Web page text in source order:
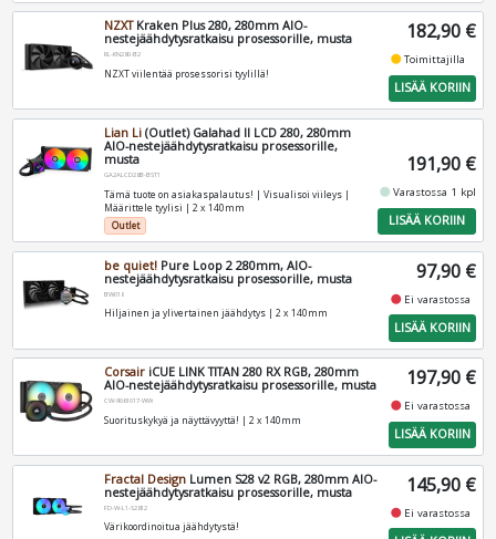
NZXTKraken Plus 280, 280mm AIO-
nestejäähdytysratkaisu prosessorille, musta
RL-KN280-B2
NZXT viilentää prosessorisi tyylillä!
182,90 €
fiber_manual_recordToimittajilla
LISÄÄ KORIIN
Lian Li (Outlet) Galahad II LCD 280, 280mm
AIO-nestejäähdytysratkaisu prosessorille,
musta
GA2ALCD28B-BST1
Tämä tuote on asiakaspalautus! | Visualisoi viileys |
Määrittele tyylisi | 2 x 140mm
Outlet
191,90 €
fiber_manual_record Varastossa 1 kpl
LISÄÄ KORIIN
be quiet! Pure Loop 2 280mm, AIO-
nestejäähdytysratkaisu prosessorille, musta
BW018
Hiljainen ja ylivertainen jäähdytys | 2 x 140mm
97,90 €
fiber_manual_record Ei varastossa
LISÄÄ KORIIN
Corsair iCUE LINK TITAN 280 RX RGB, 280mm
AIO-nestejäähdytysratkaisu prosessorille, musta
CW-9061017-WW
Suorituskykyä ja näyttävyyttä! | 2 x 140mm
197,90 €
fiber_manual_record Ei varastossa
LISÄÄ KORIIN
Fractal Design Lumen S28 v2 RGB, 280mm AIO-
nestejäähdytysratkaisu prosessorille, musta
FD-W-L1-S2812
Värikoordinoitua jäähdytystä!
145,90 €
fiber_manual_record Ei varastossa